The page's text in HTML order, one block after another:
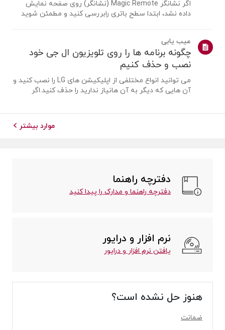
اگر نشانگر Magic Remote (نشانگر) روی صفحه نمایش
داده نشد، ابتدا سطح باتری رابررسی کنید و مطمئن شوید
ریموت از تلویزیونجدا شده است. ریموت ر...
عیب یابی
چگونه برنامه ها را روی تلویزیون ال جی خود
نصب و حذف کنیم
می توانید انواع مختلفی از اپلیکیشن های LG را نصب کنید و
آن هایی که دیگر به آن هانیاز ندارید را حذف کنید.اگر
موارد بیشتر
دفترچه راهنما
دفترچه راهنما و مدارک را پیدا کنید
نرم افزار و درایور
یافتن نرم افزار و درایور
هنوز حل نشده است؟
ضمانت